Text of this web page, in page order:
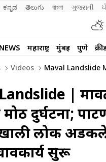
ಕನ್ನಡ తెలుగు বাংলা ગુજરાતી
महाराष्ट्र मुंबई पुणे
Videos Maval Landslide
|
दुर्घटना;
लोक
सुरू